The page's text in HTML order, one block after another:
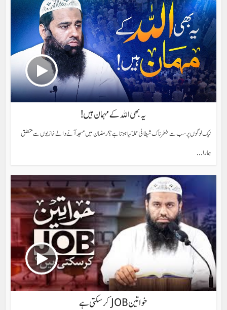
یہ بھی اللہ کے مہمان ہیں!
نیک لوگوں پر سب سے خطرناک شیطانی حملہ کیا ہوتا ہے؟ رمضان میں مسجد آنے والے نمازیوں سے متعلق
ہمارا...
خواتین JOB کر سکتی ہے